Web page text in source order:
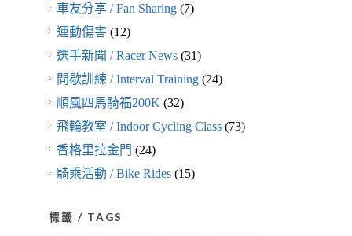
車友分享 / Fan Sharing(7)
運動傷害(12)
選手新聞 / Racer News(31)
間歇訓練 / Interval Training(24)
順風四馬騎福200K (32)
飛輪教室 / Indoor Cycling Class(73)
香格里拉金門 (24)
騎乘活動 / Bike Rides(15)
標籤 / TAGS